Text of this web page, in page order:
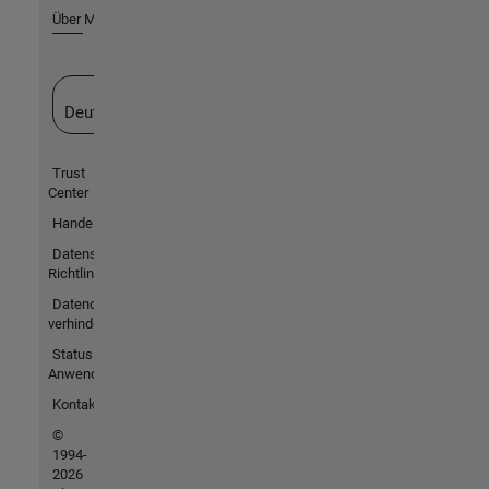
Über MathWorks
Deutschland
Trust
Center
Handelsmarken
Datenschutz-
Richtlinien
Datendiebstahl
verhindern
Status von
Anwendungen
Kontakt
©
1994-
2026